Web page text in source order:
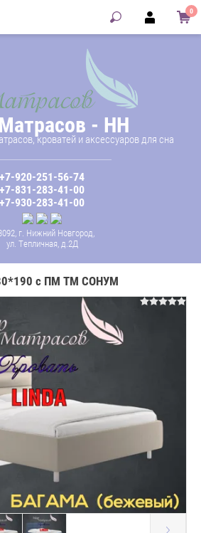
0
- НН
кроватей и аксессуаров для сна
+7-920-251-56-74
+7-831-283-41-00
+7-930-283-41-00
г. Нижний Новгород,
ул. Тепличная, д.2Д
с ПМ ТМ СОНУМ